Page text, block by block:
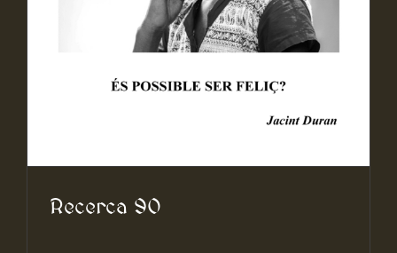
Recerca 90